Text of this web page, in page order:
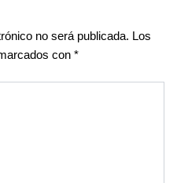
no será publicada. Los
con *